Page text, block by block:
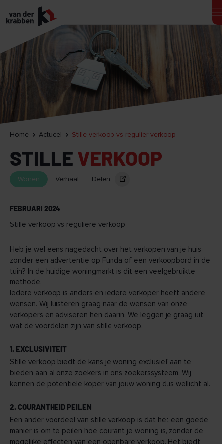
Home Actueel Stille verkoop vs regulier verkoop
STILLE VERKOOP
Wonen Verhaal Delen
FEBRUARI 2024
Stille verkoop vs reguliere verkoop
Heb je wel eens nagedacht over het verkopen van je huis
zonder een advertentie op Funda of een verkoopbord in de
tuin? In de huidige woningmarkt is dit een veelgebruikte
methode.
Iedere verkoop is anders en iedere verkoper heeft andere
wensen. Wij luisteren graag naar de wensen van onze
verkopers en adviseren hen daarin. We leggen je graag uit
wat de voordelen zijn van stille verkoop.
1. EXCLUSIVITEIT
Stille verkoop biedt de kans je woning exclusief aan te
bieden aan al onze zoekers in ons zoekerssysteem. Wij
kennen de potentiële koper van jouw woning dus wellicht al.
2. COURANTHEID PEILEN
Een ander voordeel van stille verkoop is dat het een goede
manier is om te peilen hoe courant je woning is, zonder de
mogelijke effecten van een openbare verkoop. Het biedt